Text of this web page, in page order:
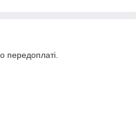
передоплаті.